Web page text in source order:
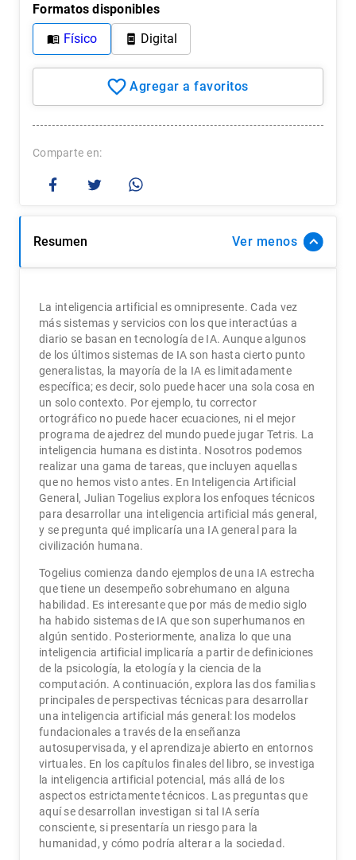
Formatos disponibles
Físico
Digital
Comparte
Resumen Ver
La inteligencia artificial es omnipresente. Cada vez
más sistemas y servicios con los que interactúas a
diario se basan en tecnología de IA. Aunque algunos
de los últimos sistemas de IA son hasta cierto punto
generalistas, la mayoría de la IA es limitadamente
específica; es decir, solo puede hacer una sola cosa en
un solo contexto. Por ejemplo, tu corrector
ortográfico no puede hacer ecuaciones, ni el mejor
programa de ajedrez del mundo puede jugar Tetris. La
inteligencia humana es distinta. Nosotros podemos
realizar una gama de tareas, que incluyen aquellas
que no hemos visto antes. En Inteligencia Artificial
General, Julian Togelius explora los enfoques técnicos
para desarrollar una inteligencia artificial más general,
y se pregunta qué implicaría una IA general para la
civilización humana.
Togelius comienza dando ejemplos de una IA estrecha
que tiene un desempeño sobrehumano en alguna
habilidad. Es interesante que por más de medio siglo
ha habido sistemas de IA que son superhumanos en
algún sentido. Posteriormente, analiza lo que una
inteligencia artificial implicaría a partir de definiciones
de la psicología, la etología y la ciencia de la
computación. A continuación, explora las dos familias
principales de perspectivas técnicas para desarrollar
una inteligencia artificial más general: los modelos
fundacionales a través de la enseñanza
autosupervisada, y el aprendizaje abierto en entornos
virtuales. En los capítulos finales del libro, se investiga
la inteligencia artificial potencial, más allá de los
aspectos estrictamente técnicos. Las preguntas que
aquí se desarrollan investigan si tal IA sería
consciente, si presentaría un riesgo para la
humanidad, y cómo podría alterar a la sociedad.